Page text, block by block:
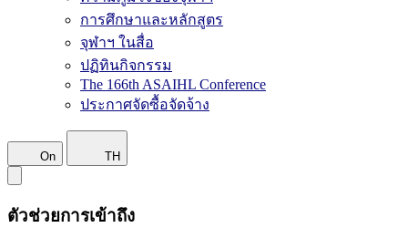
การศึกษาและหลักสูตร
จุฬาฯ ในสื่อ
ปฏิทินกิจกรรม
The 166th ASAIHL Conference
ประกาศจัดซื้อจัดจ้าง
On TH
ตัวช่วยการเข้าถึง